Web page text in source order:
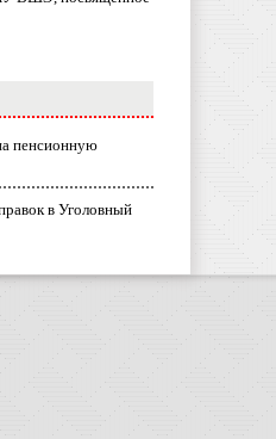
пенсионную
в Уголовный